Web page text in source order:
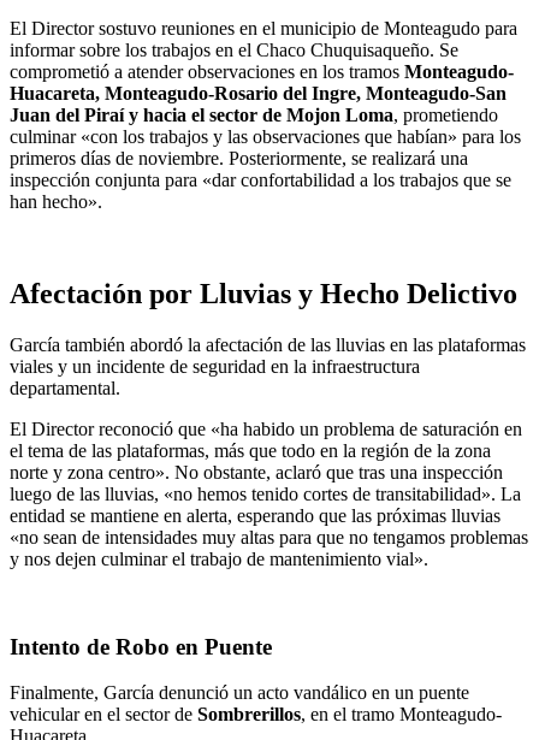
El Director sostuvo reuniones en el municipio de Monteagudo para
informar sobre los trabajos en el Chaco Chuquisaqueño. Se
comprometió a atender observaciones en los tramos Monteagudo-
Huacareta, Monteagudo-Rosario del Ingre, Monteagudo-San
Juan del Piraí y hacia el sector de Mojon Loma, prometiendo
culminar «con los trabajos y las observaciones que habían» para los
primeros días de noviembre. Posteriormente, se realizará una
inspección conjunta para «dar confortabilidad a los trabajos que se
han hecho».
Afectación por Lluvias y Hecho Delictivo
García también abordó la afectación de las lluvias en las plataformas
viales y un incidente de seguridad en la infraestructura
departamental.
El Director reconoció que «ha habido un problema de saturación en
el tema de las plataformas, más que todo en la región de la zona
norte y zona centro». No obstante, aclaró que tras una inspección
luego de las lluvias, «no hemos tenido cortes de transitabilidad». La
entidad se mantiene en alerta, esperando que las próximas lluvias
«no sean de intensidades muy altas para que no tengamos problemas
y nos dejen culminar el trabajo de mantenimiento vial».
Intento de Robo en Puente
Finalmente, García denunció un acto vandálico en un puente
vehicular en el sector de Sombrerillos, en el tramo Monteagudo-